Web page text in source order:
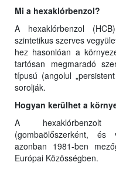
Mi a hexaklórbenzol?
A hexaklórbenzol
szintetikus szerves
hez hasonlóan a
tartósan megmaradó
típusú (angolul
sorolják.
Hogyan kerülhet a
A hexaklórbenzolt
(gombaölőszerként, és
azonban 1981-ben
Európai Közösségben.